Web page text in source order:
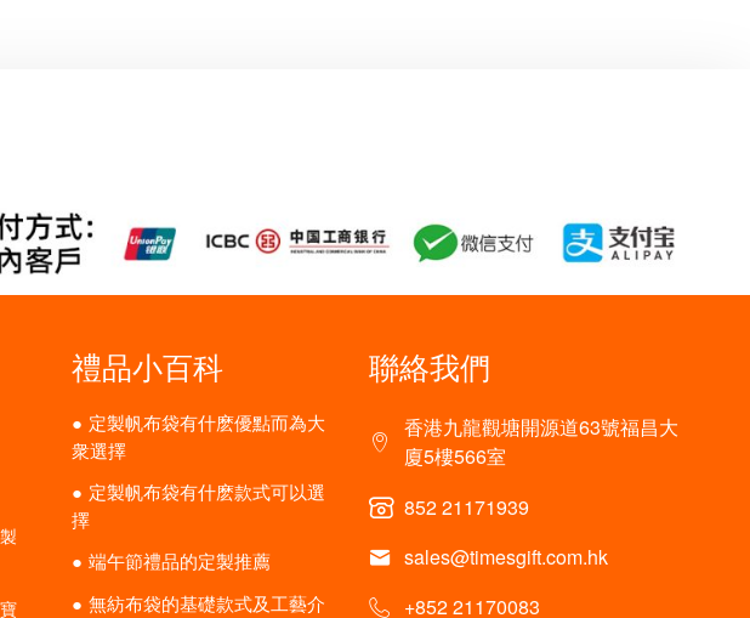
禮品小百科
定製帆布袋有什麽優點而為大
衆選擇
定製帆布袋有什麽款式可以選
擇
端午節禮品的定製推薦
無紡布袋的基礎款式及工藝介
聯絡我們
香港九龍觀塘開源道63號福昌大
廈5樓566室
852 21171939
sales@timesgift.com.hk
+852 21170083